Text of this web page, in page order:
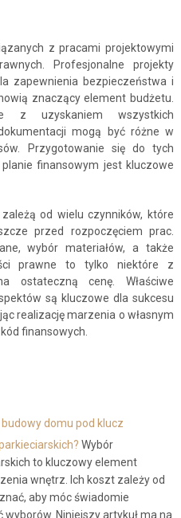
z pracami projektowymi
Profesjonalne projekty
zapewnienia bezpieczeństwa i
znaczący element budżetu.
z uzyskaniem wszystkich
mogą być różne w
Przygotowanie się do tych
finansowym jest kluczowe
od wielu czynników, które
przed rozpoczęciem prac.
wybór materiałów, a także
prawne to tylko niektóre z
ostateczną cenę. Właściwe
są kluczowe dla sukcesu
realizację marzenia o własnym
finansowych.
domu pod klucz
Wybór
to kluczowy element
wnętrz. Ich koszt zależy od
aby móc świadomie
Niniejszy artykuł ma na